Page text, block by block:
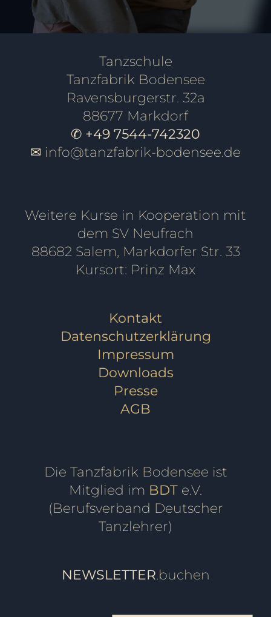
Tanzschule
Tanzfabrik Bodensee
Ravensburgerstr. 32a
88677 Markdorf
✆ +49 7544-742320
✉ info@tanzfabrik-bodensee.de
Weitere Kurse in Kooperation mit
dem SV Neufrach
88682 Salem, Markdorfer Str. 33
Kursort: Prinz Max
Kontakt
Datenschutzerklärung
Impressum
Downloads
Presse
AGB
Die Tanzfabrik Bodensee ist
Mitglied im BDT e.V.
(Berufsverband Deutscher
Tanzlehrer)
NEWSLETTER.buchen